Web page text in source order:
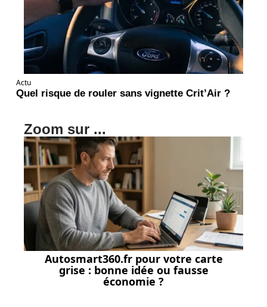
Actu
Quel risque de rouler sans vignette Crit’Air ?
Zoom sur ...
Autosmart360.fr pour votre carte
grise : bonne idée ou fausse
économie ?